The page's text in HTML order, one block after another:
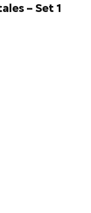
– Set 1